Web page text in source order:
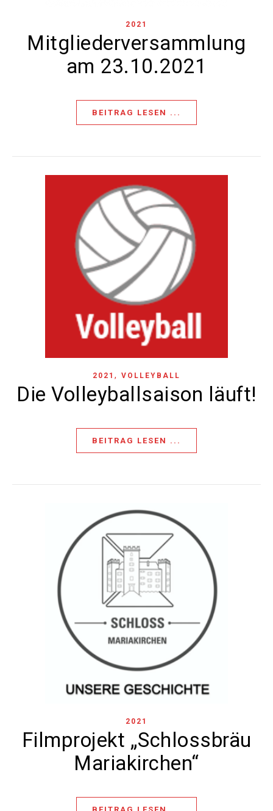
2021
Mitgliederversammlung
am 23.10.2021
BEITRAG LESEN ...
2021 , VOLLEYBALL
Die Volleyballsaison läuft!
BEITRAG LESEN ...
2021
Filmprojekt „Schlossbräu
Mariakirchen“